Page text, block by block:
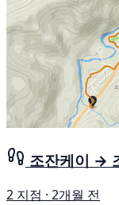
조잔케이 →
2 지점 · 2개월 전